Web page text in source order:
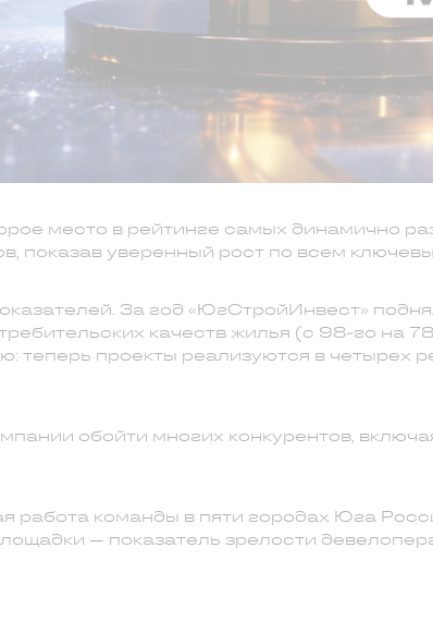
место в рейтинге самых динамично
показав уверенный рост по всем
За год «ЮгСтройИнвест»
качеств жилья (с 98-го на
теперь проекты реализуются в четырех
обойти многих конкурентов,
работа команды в пяти городах Юга
— показатель зрелости